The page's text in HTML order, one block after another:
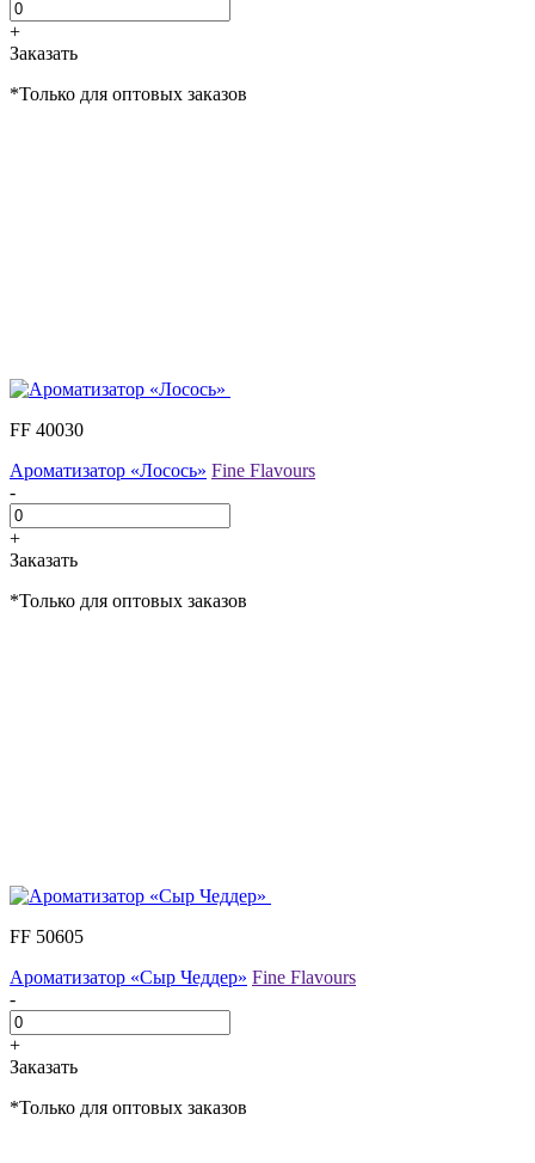
+
Заказать
*Только для оптовых заказов
FF 40030
Ароматизатор «Лосось» Fine Flavours
-
+
Заказать
*Только для оптовых заказов
FF 50605
Ароматизатор «Сыр Чеддер» Fine Flavours
-
+
Заказать
*Только для оптовых заказов